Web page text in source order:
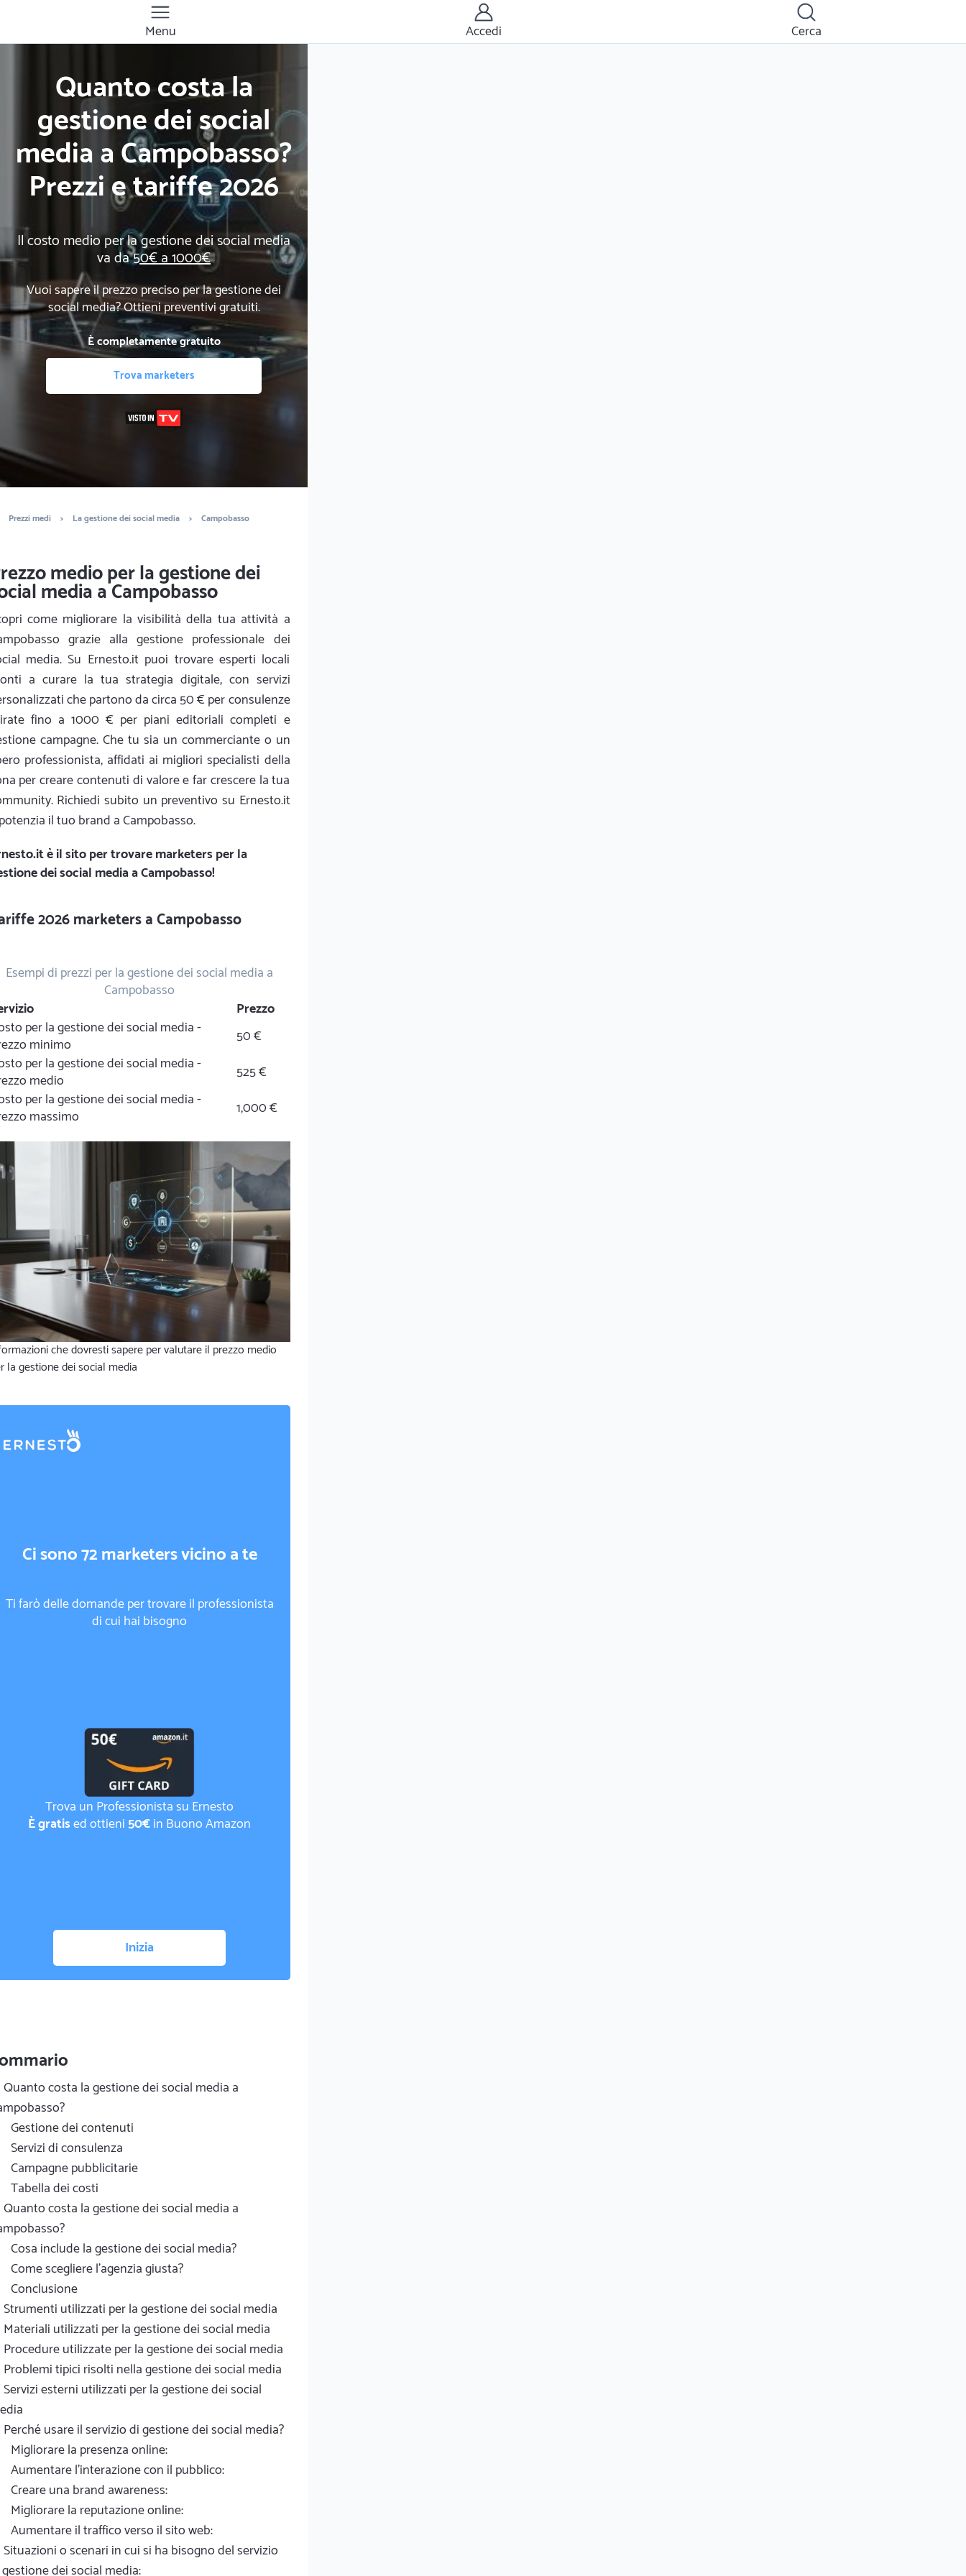
Quanto costa la
gestione dei social
media a Campobasso?
Prezzi e tariffe 2026
Il costo medio per la gestione dei social media
va da50€ a 1000€
Vuoi sapere il prezzo preciso per la gestione dei
social media? Ottieni preventivi gratuiti.
È completamente gratuito
Trova marketers
Prezzi medi > La gestione dei social media > Campobasso
medio per la gestione dei
media a Campobasso
come migliorare la visibilità della tua attività a
grazie alla gestione professionale dei
media. Su Ernesto.it puoi trovare esperti locali
a curare la tua strategia digitale, con servizi
che partono da circa 50 € per consulenze
fino a 1000 € per piani editoriali completi e
campagne. Che tu sia un commerciante o un
professionista, affidati ai migliori specialisti della
per creare contenuti di valore e far crescere la tua
Richiedi subito un preventivo su Ernesto.it
il tuo brand a Campobasso.
è il sito per trovare marketers per la
dei social media a Campobasso!
2026 marketers a Campobasso
Esempi di prezzi per la gestione dei social media a
Campobasso
Prezzo
per la gestione dei social media -
minimo
50 €
per la gestione dei social media -
medio
525 €
per la gestione dei social media -
massimo
1,000 €
che dovresti sapere per valutare il prezzo medio
la gestione dei social media
Ci sono 72 marketers vicino a te
Ti farò delle domande per trovare il professionista
di cui hai bisogno
Trova un Professionista su Ernesto
È gratised ottieni50€in Buono Amazon
Inizia
Quanto costa la gestione dei social media a
Gestione dei contenuti
Servizi di consulenza
Campagne pubblicitarie
Tabella dei costi
Quanto costa la gestione dei social media a
Cosa include la gestione dei social media?
Come scegliere l'agenzia giusta?
Conclusione
Strumenti utilizzati per la gestione dei social media
Materiali utilizzati per la gestione dei social media
Procedure utilizzate per la gestione dei social media
Problemi tipici risolti nella gestione dei social media
Servizi esterni utilizzati per la gestione dei social
Perché usare il servizio di gestione dei social media?
Migliorare la presenza online:
Aumentare l'interazione con il pubblico:
Creare una brand awareness:
Migliorare la reputazione online:
Aumentare il traffico verso il sito web:
Situazioni o scenari in cui si ha bisogno del servizio
dei social media:
Menu Accedi Cerca